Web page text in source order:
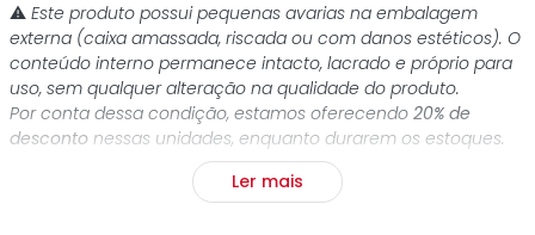
⚠️ Este produto possui pequenas avarias na embalagem
externa (caixa amassada, riscada ou com danos estéticos). O
conteúdo interno permanece intacto, lacrado e próprio para
uso, sem qualquer alteração na qualidade do produto.
Por conta dessa condição, estamos oferecendo 20% de
desconto nessas unidades, enquanto durarem os estoques.
Você quer um cabelo ondulado perfeito, mas sem muito
Ler mais